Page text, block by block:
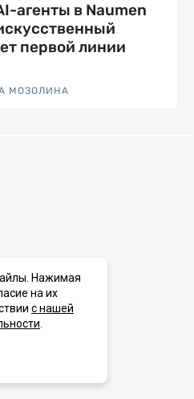
агенты в Naumen
первой линии
МОЗОЛИНА
Нажимая
на их
с нашей